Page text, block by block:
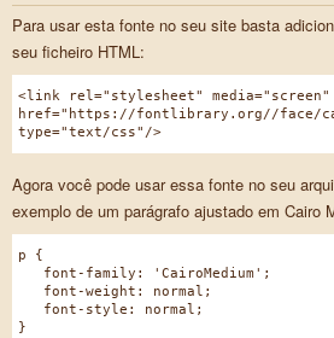
Para usar esta fonte no seu site basta
seu ficheiro HTML:
<link rel="stylesheet" media="screen"
href="https://fontlibrary.org//face/
type="text/css"/>
Agora você pode usar essa fonte no seu
exemplo de um parágrafo ajustado em Cairo
p {
font-family: 'CairoMedium';
font-weight: normal;
font-style: normal;
}